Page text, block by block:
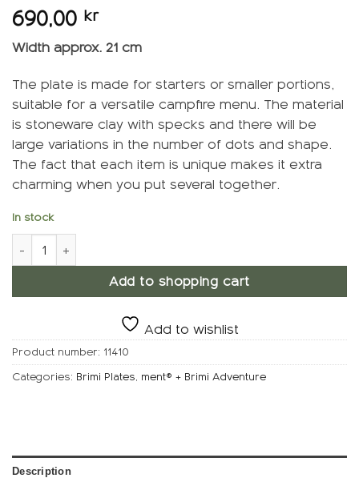
690,00 kr
Width approx. 21 cm
The plate is made for starters or smaller portions,
suitable for a versatile campfire menu. The material
is stoneware clay with specks and there will be
large variations in the number of dots and shape.
The fact that each item is unique makes it extra
charming when you put several together.
In stock
ment® + Brimi Adventure Asjætt, Spetta quantity
Add to shopping cart
Add to wishlist
Product number: 11410
Categories: Brimi Plates, ment® + Brimi Adventure
Description